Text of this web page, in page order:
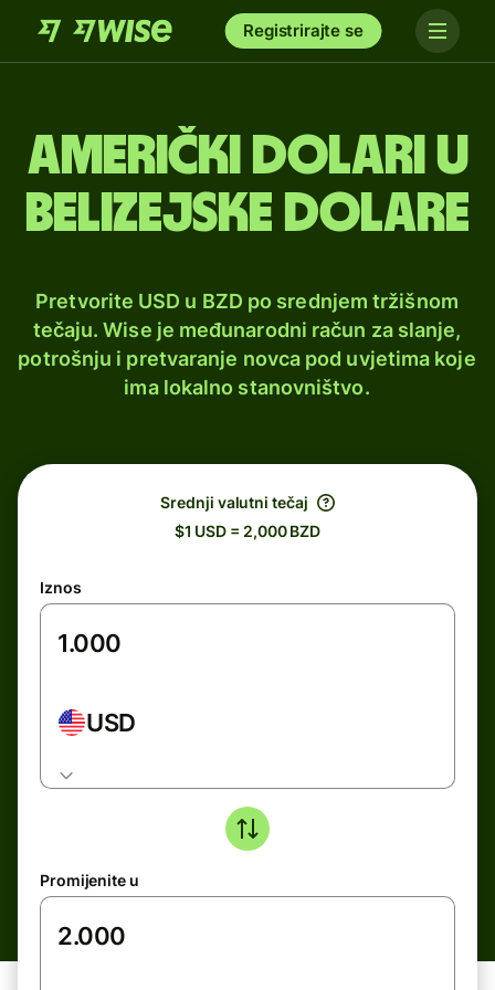
Registrirajte se
Američki dolari u
belizejske dolare
Pretvorite USD u BZD po srednjem tržišnom
tečaju. Wise je međunarodni račun za slanje,
potrošnju i pretvaranje novca pod uvjetima koje
ima lokalno stanovništvo.
Srednji valutni tečaj
$1 USD = 2,000 BZD
Iznos
USD
Promijenite u